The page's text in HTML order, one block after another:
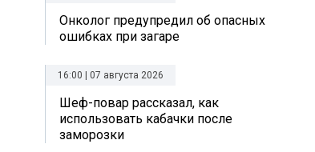
Онколог предупредил об опасных
ошибках при загаре
16:00 | 07 августа 2026
Шеф-повар рассказал, как
использовать кабачки после
заморозки